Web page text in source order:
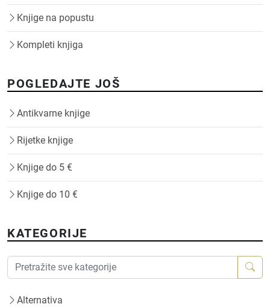
Knjige na popustu
Kompleti knjiga
POGLEDAJTE JOŠ
Antikvarne knjige
Rijetke knjige
Knjige do 5 €
Knjige do 10 €
KATEGORIJE
Alternativa